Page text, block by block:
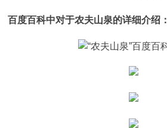
百度百科中对于农夫山泉的详细介绍：